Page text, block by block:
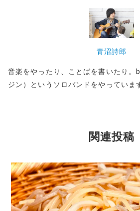
青沼詩郎
音楽をやったり、ことばを書いたり
ジン）というソロバンドをやっていま
関連投稿